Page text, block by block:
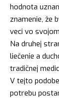
hodnota
znamenie, že
veci vo
Na druhej
liečenie a
tradičnej
V tejto
potrebu